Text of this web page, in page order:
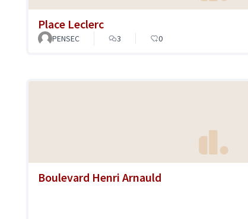
Place Leclerc
PENSEC 3 0
Boulevard Henri Arnauld